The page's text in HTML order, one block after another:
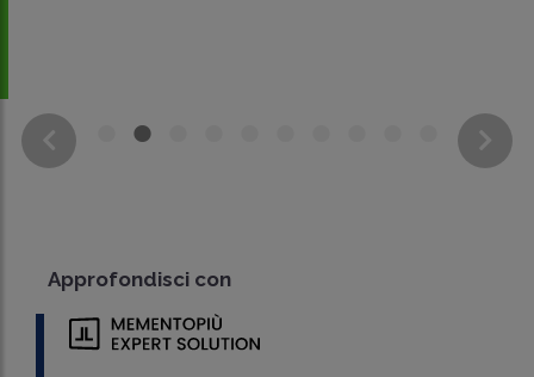
Approfondisci con